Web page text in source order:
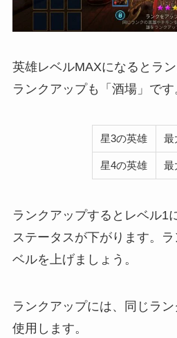
英雄レベルMAXになるとラン
ランクアップも「酒場」です
星3の英雄 最
星4の英雄 最
ランクアップするとレベル1
ステータスが下がります。
ベルを上げましょう。
ランクアップには、同じラ
使用します。